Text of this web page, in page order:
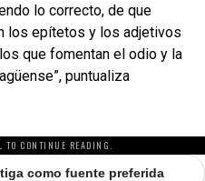
lo correcto, de que
los epítetos y los adjetivos
que fomentan el odio y la
puntualiza
TO CONTINUE READING.
como fuente preferida